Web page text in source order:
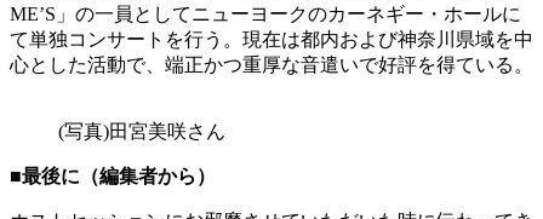
ME’S」の一員としてニューヨークのカーネギー・ホールに
て単独コンサートを行う。現在は都内および神奈川県域を中
心とした活動で、端正かつ重厚な音遣いで好評を得ている。
(写真)田宮美咲さん
■最後に（編集者から）